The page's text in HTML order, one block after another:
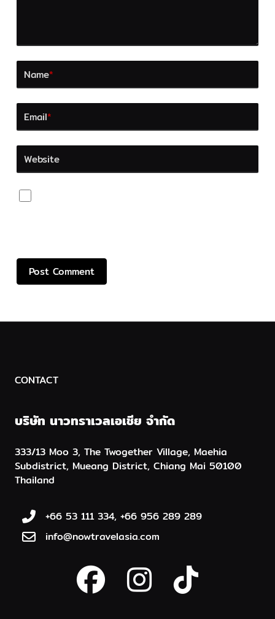
Name*
Email*
Website
CONTACT
บริษัท นาวทราเวลเอเชีย จำกัด
333/13 Moo 3, The Twogether Village, Maehia
Subdistrict, Mueang District, Chiang Mai 50100
Thailand
+66 53 111 334, +66 956 289 289
info@nowtravelasia.com